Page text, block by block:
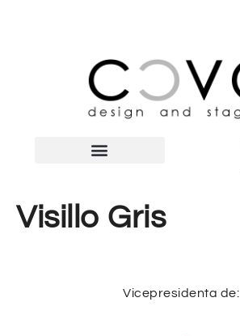
Visillo Gris
Vicepresidenta de: